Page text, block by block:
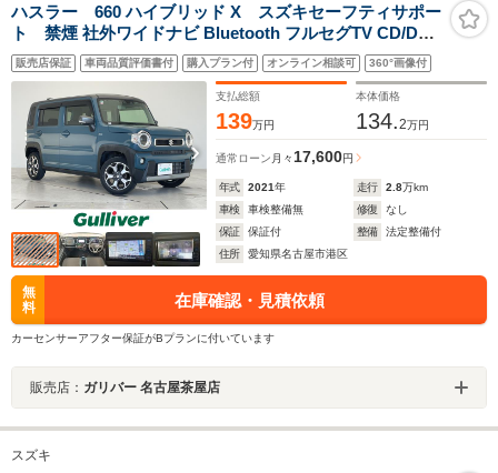
ハスラー 660 ハイブリッド X スズキセーフティサポー
ト 禁煙 社外ワイドナビ Bluetooth フルセグTV CD/DVD
スマートキー プッシュスタート 純正15インチホイール シ
ートヒーター 衝突軽減ブレーキ 誤発進制御 オートエアコ
ン コーナーセンサー
販売店保証 車両品質評価書付 購入プラン付 オンライン相談可 360°画像付
支払総額
139万円
本体価格
134.2万円
通常ローン 月々 17,600円
年式 2021年 走行 2.8万km
車検
車検整備無 修復
なし
保証
保証付 整備
法定整備付
住所
愛知県名古屋市港区
無
料
在庫確認・見積依頼
カーセンサーアフター保証がBプランに付いています
販売店： ガリバー 名古屋茶屋店
スズキ